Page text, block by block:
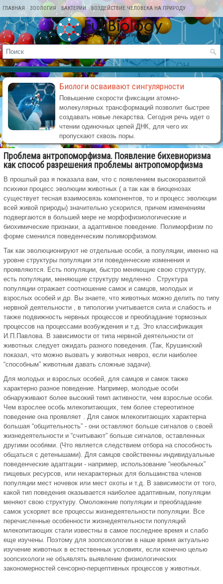
ГЛАВНАЯ ЗООЛОГИЯ БАКТЕРИИ ВОЗДЕЙСТВИЕ ЧЕЛОВЕКА НА ПРИРОДУ
КАРТА САЙТА
Биологи осваивают сингулярности
Повышение скорости фиксации атомно-
молекулярных трансформаций позволит быстрее
создавать новые лекарства. Сегодня речь идет о
чтении одиночных цепей ДНК, для чего их
пропускают сквозь поры.
Проблема антропоморфизма. Появление бихевиоризма
как способ разрешения проблемы антропоморфизма
В прошлый раз я показала вам, что с появлением высокоразвитой
психики процесс эволюции животных ( а так как в биоценозах
существует тесная взаимосвязь компонентов, то и процесс эволюции
всей живой природы) значительно ускорился, причем изменениям
подвергаются в большей мере не морфофизиологические и
биохимические признаки, а адаптивное поведение. Полиморфизм по
форме сменился поведенческим полиморфизмом.
Так как эволюционируют не отдельные особи, а популяции, именно на
уровне структуры популяции эти поведенческие изменения и
проявляются. Есть популяции, быстро меняющие свою структуру,
есть популяции, меняющие структуру медленно . Структура
популяции отражает соотношение самок и самцов, молодых и
взрослых особей и др. Вы знаете, что животных можно делить по типу
нервной деятельности , в типологии учитывается сила и слабость и
также подвижность нервных процессов и преобладание тормозных
процессов на процессами возбуждения и т.д. Это классификация
И.П.Павлова. В зависимости от типа нервной деятельности от
животных следует ожидать разного поведения. (Так, Крушинский
показал, что можно вызвать у животных невроз, если наиболее
“способным” животным давать сложные задачи).
Для молодых и взрослых особей, для самцов и самок также
характерно разное поведение. Например, молодые особи
обнаруживают более высокий темп активности, чем взрослые особи.
Чем взрослее особь млекопитающих, тем более стереотипное
поведение она проявляет . Для самок млекопитающих характерна
большая “общительность” - они оставляют больше сигналов о своей
жизнедеятельности и “считывают” больше сигналов, оставленных
другими особями. (Что является следствием отбора на способность
общаться с детенышами). Для самцов свойственны индивидуальные
поведенческие адаптации - например, использование “необычных”
пищевых ресурсов, или нехарактерных для большинства членов
популяции мест ночевок или мест охоты и т.д. В зависимости от того,
какой тип поведения оказывается наиболее адаптивным, популяции
меняют свою структуру. Омоложение популяции и преобладание
самок ускоряет все процессы жизнедеятельности популяции. Все
перечисленные особенности жизнедеятельности популяций
млекопитающих стали известны в самое последнее время и слабо
еще изучены. Поэтому для зоопсихологии в наше время актуально
изучение животных в естественных условиях, если конечно целью
зоопсихологи не объявлять выявление физиологических
закономерностей сенсорно-перцептивных процессов у животных.